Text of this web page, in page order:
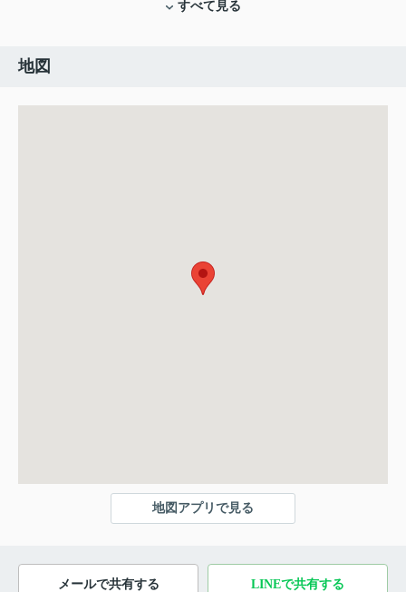
すべて見る
地図
地図アプリで見る
メールで共有する LINEで共有する